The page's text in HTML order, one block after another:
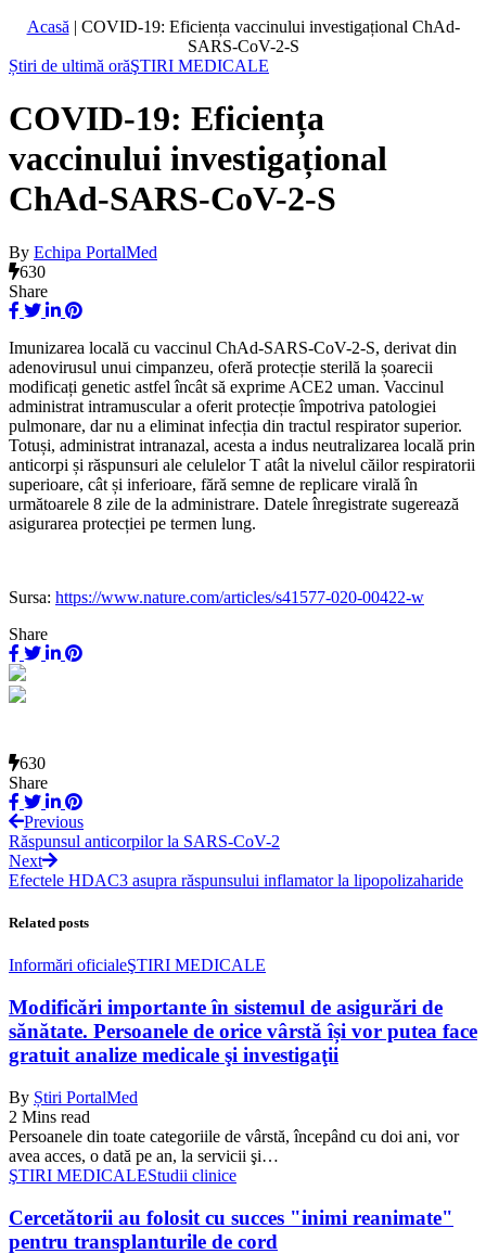
Acasă | COVID-19: Eficiența vaccinului investigațional ChAd-
SARS-CoV-2-S
Știri de ultimă orăŞTIRI MEDICALE
COVID-19: Eficiența
vaccinului investigațional
ChAd-SARS-CoV-2-S
By Echipa PortalMed
630
Share
Imunizarea locală cu vaccinul ChAd-SARS-CoV-2-S, derivat din
adenovirusul unui cimpanzeu, oferă protecție sterilă la șoarecii
modificați genetic astfel încât să exprime ACE2 uman. Vaccinul
administrat intramuscular a oferit protecție împotriva patologiei
pulmonare, dar nu a eliminat infecția din tractul respirator superior.
Totuși, administrat intranazal, acesta a indus neutralizarea locală prin
anticorpi și răspunsuri ale celulelor T atât la nivelul căilor respiratorii
superioare, cât și inferioare, fără semne de replicare virală în
următoarele 8 zile de la administrare. Datele înregistrate sugerează
asigurarea protecției pe termen lung.
Sursa: https://www.nature.com/articles/s41577-020-00422-w
Share
630
Share
Previous
Răspunsul anticorpilor la SARS-CoV-2
Next
Efectele HDAC3 asupra răspunsului inflamator la lipopolizaharide
Related posts
Informări oficialeŞTIRI MEDICALE
Modificări importante în sistemul de asigurări de
sănătate. Persoanele de orice vârstă își vor putea face
gratuit analize medicale şi investigaţii
By Știri PortalMed
2 Mins read
Persoanele din toate categoriile de vârstă, începând cu doi ani, vor
avea acces, o dată pe an, la servicii şi…
ŞTIRI MEDICALEStudii clinice
Cercetătorii au folosit cu succes "inimi reanimate"
pentru transplanturile de cord